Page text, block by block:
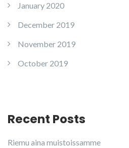
January 2020
December 2019
November 2019
October 2019
Recent Posts
Riemu aina muistoissamme